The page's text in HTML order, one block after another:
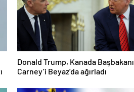
Donald Trump, Kanada Başbakanı
Carney’i Beyaz’da ağırladı